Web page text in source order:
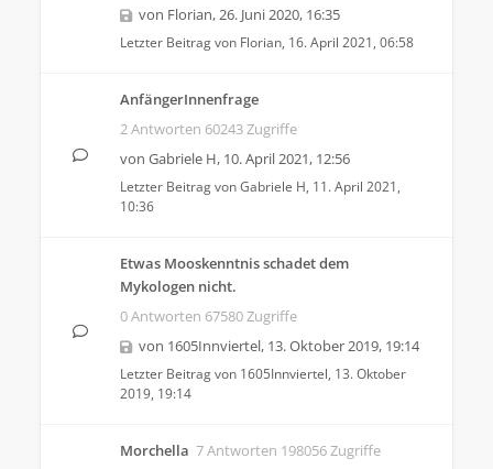
von Florian,26. Juni 2020, 16:35
Letzter Beitrag von Florian, 16. April 2021, 06:58
AnfängerInnenfrage
2 Antworten 60243 Zugriffe
von Gabriele H, 10. April 2021, 12:56
Letzter Beitrag vonGabriele H, 11. April 2021,
10:36
Etwas Mooskenntnis schadet dem
Mykologen nicht.
0 Antworten 67580 Zugriffe
von 1605Innviertel, 13. Oktober 2019, 19:14
Letzter Beitrag von 1605Innviertel, 13. Oktober
2019, 19:14
Morchella 7 Antworten 198056 Zugriffe